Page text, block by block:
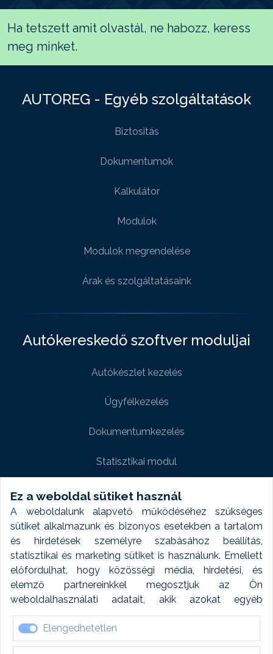
Ez a weboldal sütiket használ
A weboldalunk alapvető működéséhez szükséges
sütiket alkalmazunk és bizonyos esetekben a tartalom
és hirdetések személyre szabásához beállítás,
statisztikai és marketing sütiket is használunk. Emellett
előfordulhat, hogy közösségi média, hirdetési, és
elemző partnereinkkel megosztjuk az Ön
weboldalhasználati adatait, akik azokat egyéb
forrásokból gyűjtött adatokkal kombinálhatják. A sütik
elfogadásával kapcsolatosan naplózást végzünk és
ezen adatokat 6 hónap után automatikusan töröljük. A
Elengedhetetlen
Ha tetszett amit olvastál, ne habozz, keress
meg minket.
AUTOREG - Egyéb szolgáltatások
Biztositás
Dokumentumok
Kalkulátor
Modulok
Modulok megrendelése
Árak és szolgáltatásaink
Autókereskedő szoftver moduljai
Autókészlet kezelés
Ügyfélkezelés
Dokumentumkezelés
Statisztikai modul
Weboldal modul
Fényképtár extra modul
Autómosó modul
Feladatütemezés